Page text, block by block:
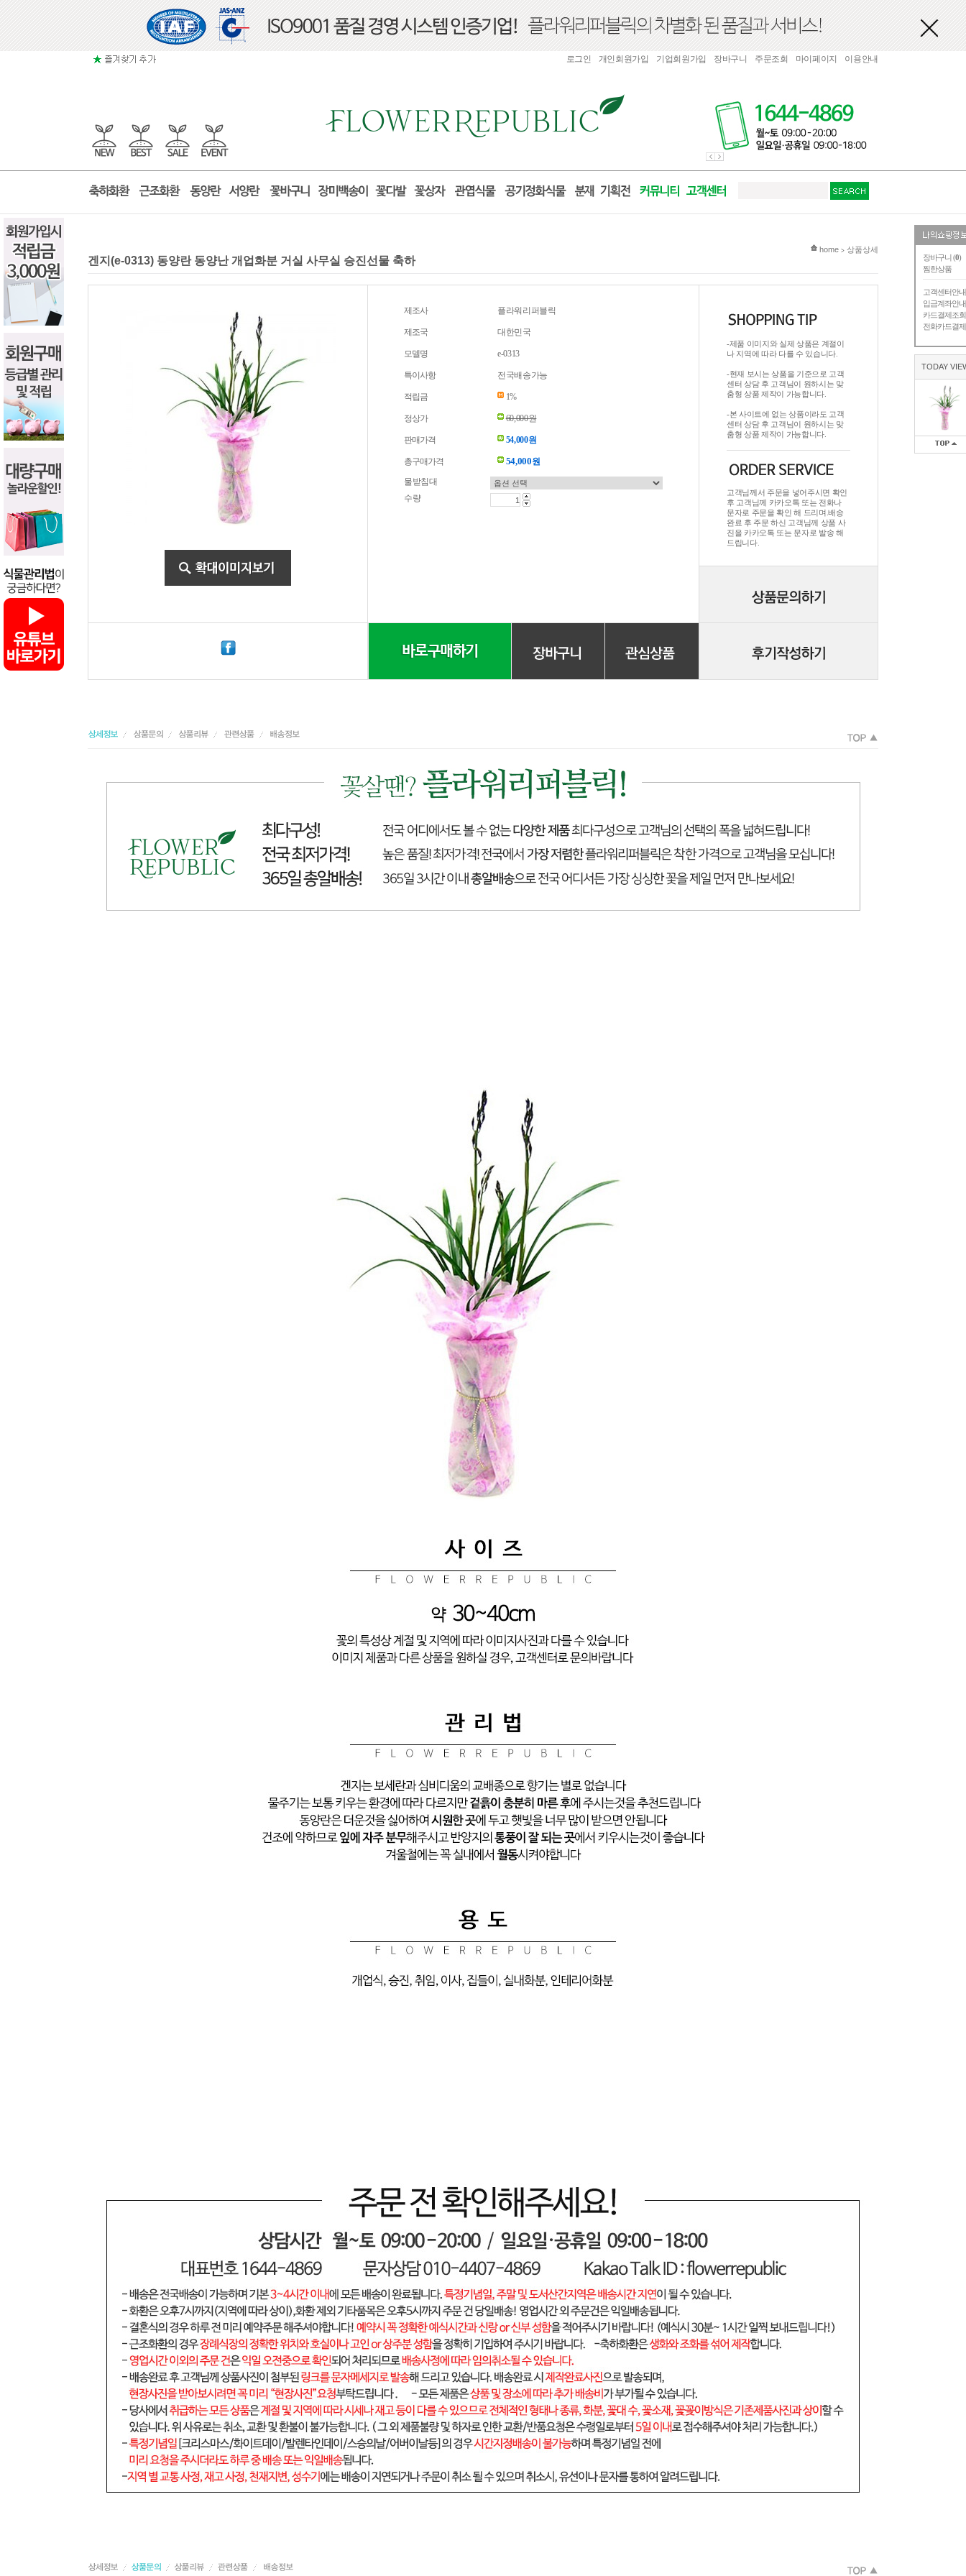
장바구니 (0)
찜한상품
고객센터안내
입금계좌안내
카드결제조회
전화카드결제
TODAY
로그인 개인회원가입 기업회원가입 장바구니 주문조회 마이페이지 이용안내
현재 위치
home > 상품상세
겐지(e-0313) 동양란 동양난 개업화분 거실 사무실 승진선물 축하
제조사 플라워리퍼블릭
제조국 대한민국
모델명 e-0313
특이사항 전국배송가능
적립금 1%
정상가 60,000원
판매가격 54,000원
총구매가격 54,000원
물받침대
수량
-제품 이미지와 실제 상품은 계절이
나 지역에 따라 다를 수 있습니다.
-현재 보시는 상품을 기준으로 고객
센터 상담 후 고객님이 원하시는 맞
춤형 상품 제작이 가능합니다.
-본 사이트에 없는 상품이라도 고객
센터 상담 후 고객님이 원하시는 맞
춤형 상품 제작이 가능합니다.
고객님께서 주문을 넣어주시면 확인
후 고객님께 카카오톡 또는 전화나
문자로 주문을 확인 해 드리며.배송
완료 후 주문 하신 고객님께 상품 사
진을 카카오톡 또는 문자로 발송 해
드립니다.